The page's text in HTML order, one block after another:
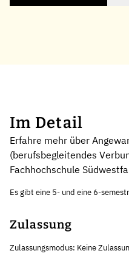
Im Detail
Erfahre mehr über
(berufsbegleitendes
Fachhochschule
Es gibt eine 5- und eine 6-
Zulassung
Zulassungsmodus: Keine